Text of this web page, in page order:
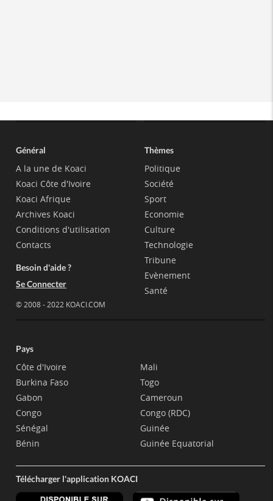
Général
A la une de Koaci
Koaci Côte d'Ivoire
Koaci Afrique
Archives Koaci
Conditions d'utilisation
Contacts
Besoin d'aide ?
Se Connecter
© 2008 - 2022 KOACI.COM
Thèmes
Politique
Société
Sport
Economie
Culture
Technologie
Tribune
Evènement
Santé
Pays
Côte d'Ivoire
Burkina Faso
Gabon
Congo
Sénégal
Bénin
Mali
Togo
Cameroun
Congo (RDC)
Guinée
Guinée Equatorial
Télécharger l'application KOACI